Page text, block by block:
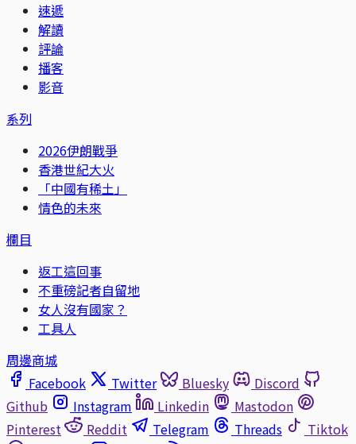
速遞
解讀
評論
播客
影音
系列
2026伊朗戰爭
香港世紀大火
「中國有稀土」
情色的未來
欄目
返工這回事
不重磅記者自留地
女人沒有國家？
工具人
周邊商城
Facebook
Twitter Bluesky
Discord
Github
Instagram Linkedin
Mastodon
Pinterest
Reddit Telegram Threads
Tiktok